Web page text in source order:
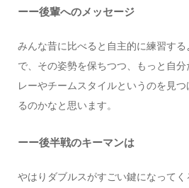
ーー後輩へのメッセージ
みんな昔に比べると自主的に練習す
で、その姿勢を保ちつつ、もっと自
レーやチームスタイルというのを見
るのかなと思います。
ーー後半戦のキーマンは
やはりダブルスがすごい鍵になって